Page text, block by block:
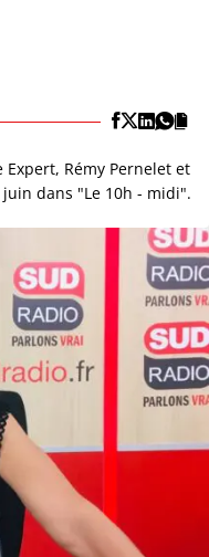
Rémy Pernelet et
dans "Le 10h - midi".